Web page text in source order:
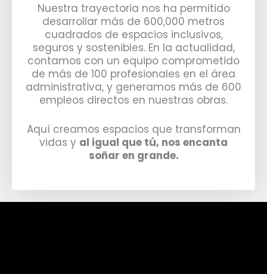
Nuestra trayectoria nos ha permitido
desarrollar más de 600,000 metros
cuadrados de espacios inclusivos,
seguros y sostenibles. En la actualidad,
contamos con un equipo comprometido
de más de 100 profesionales en el área
administrativa, y generamos más de 600
empleos directos en nuestras obras.
Aquí creamos espacios que transforman
vidas y al igual que tú, nos encanta
soñar en grande.